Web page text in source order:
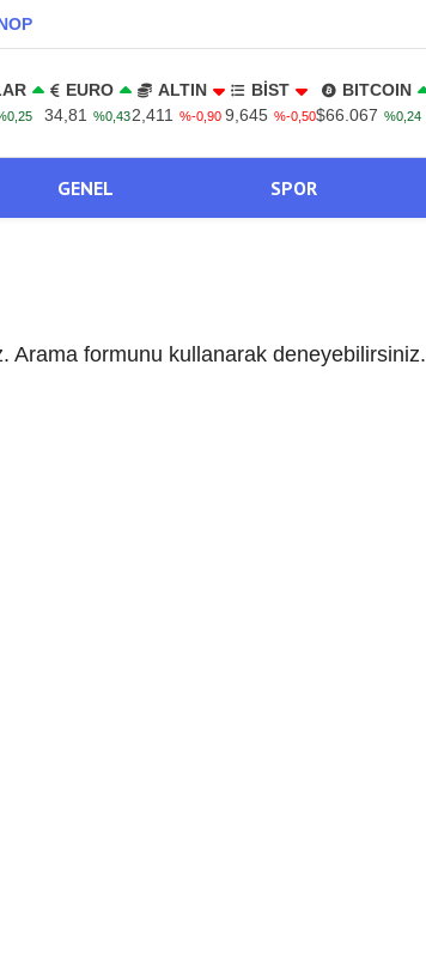
EURO
34,81
%0,43
ALTIN
2,411
%-0,90
BİST
9,645 %-0,50
BITCOIN
$66.067 %0,24
GENEL SPOR
Arama formunu kullanarak deneyebilirsiniz.